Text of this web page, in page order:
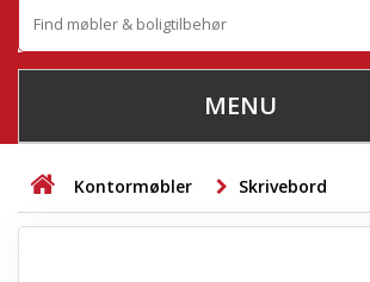
MENU
STUE
Kontormøbler Skrivebord